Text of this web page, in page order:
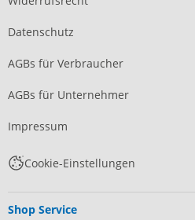
Datenschutz
AGBs für Verbraucher
AGBs für Unternehmer
Impressum
Cookie-Einstellungen
Shop Service